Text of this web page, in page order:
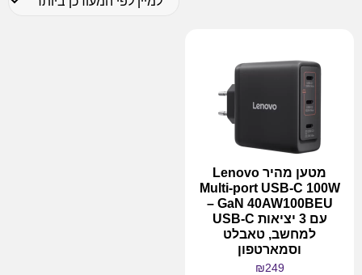
מטען מהיר Lenovo
Multi-port USB-C 100W
GaN 40AW100BEU –
עם 3 יציאות USB-C
למחשב, טאבלט
וסמארטפון
₪249